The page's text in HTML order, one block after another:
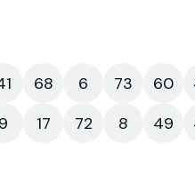
68 6 73 60
9 17 72 8 49